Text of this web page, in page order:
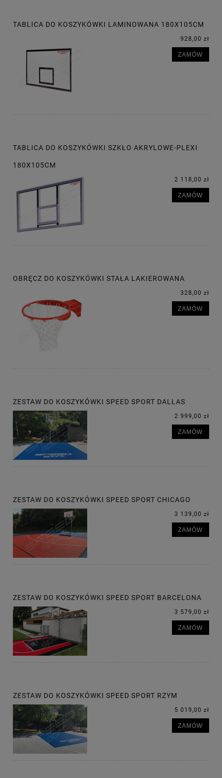
TABLICA DO KOSZYKÓWKI LAMINOWANA 180X105CM
928,00 zł
ZAMÓW
TABLICA DO KOSZYKÓWKI SZKŁO AKRYLOWE-PLEXI
180X105CM
2 118,00 zł
ZAMÓW
OBRĘCZ DO KOSZYKÓWKI STAŁA LAKIEROWANA
328,00 zł
ZAMÓW
ZESTAW DO KOSZYKÓWKI SPEED SPORT DALLAS
2 999,00 zł
ZAMÓW
ZESTAW DO KOSZYKÓWKI SPEED SPORT CHICAGO
3 139,00 zł
ZAMÓW
ZESTAW DO KOSZYKÓWKI SPEED SPORT BARCELONA
3 579,00 zł
ZAMÓW
ZESTAW DO KOSZYKÓWKI SPEED SPORT RZYM
5 019,00 zł
ZAMÓW